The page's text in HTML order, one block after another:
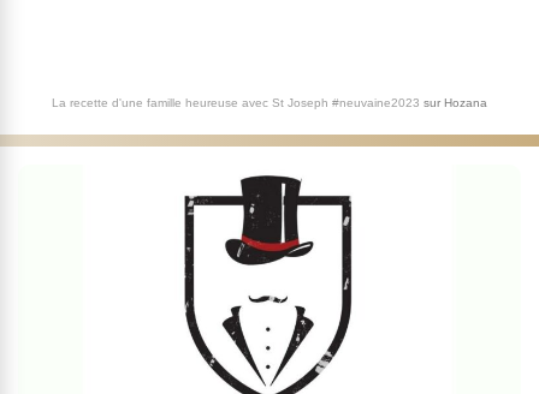
La recette d'une famille heureuse avec St Joseph #neuvaine2023 sur Hozana